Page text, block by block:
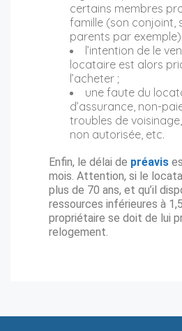
certains membres
famille (son conjoint,
parents par
l’intention de le
locataire est alors
l’acheter ;
une faute du
d’assurance, non-
troubles de
non autorisée, etc.
Enfin, le délai de préavis
mois. Attention, si le
plus de 70 ans, et qu’il
ressources inférieures à
propriétaire se doit de lui
relogement.